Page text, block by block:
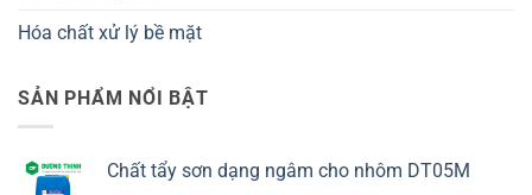
Hóa chất xử lý bề mặt
SẢN PHẨM NỔI BẬT
Chất tẩy sơn dạng ngâm cho nhôm DT05M